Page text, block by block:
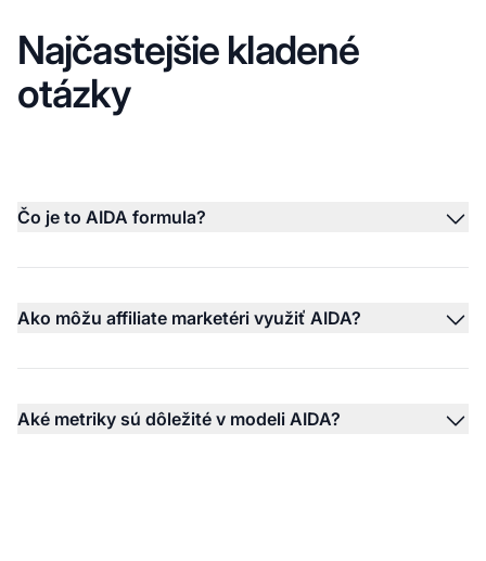
Najčastejšie kladené
otázky
Čo je to AIDA formula?
Ako môžu affiliate marketéri využiť AIDA?
Aké metriky sú dôležité v modeli AIDA?